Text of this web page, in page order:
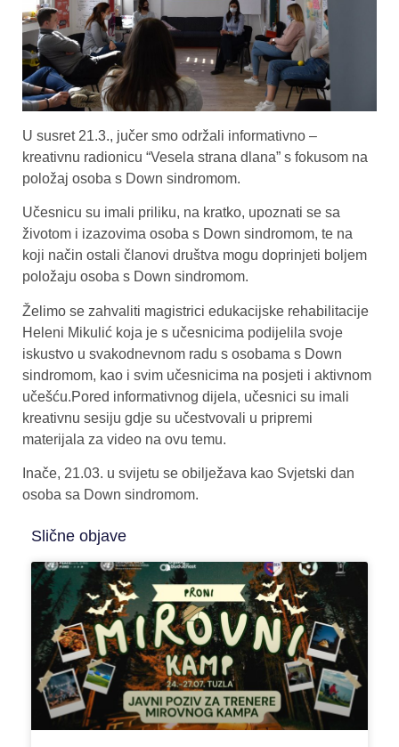
U susret 21.3., jučer smo održali informativno –
kreativnu radionicu “Vesela strana dlana” s fokusom na
položaj osoba s Down sindromom.
Učesnicu su imali priliku, na kratko, upoznati se sa
životom i izazovima osoba s Down sindromom, te na
koji način ostali članovi društva mogu doprinjeti boljem
položaju osoba s Down sindromom.
Želimo se zahvaliti magistrici edukacijske rehabilitacije
Heleni Mikulić koja je s učesnicima podijelila svoje
iskustvo u svakodnevnom radu s osobama s Down
sindromom, kao i svim učesnicima na posjeti i aktivnom
učešću.Pored informativnog dijela, učesnici su imali
kreativnu sesiju gdje su učestvovali u pripremi
materijala za video na ovu temu.
Inače, 21.03. u svijetu se obilježava kao Svjetski dan
osoba sa Down sindromom.
Slične objave